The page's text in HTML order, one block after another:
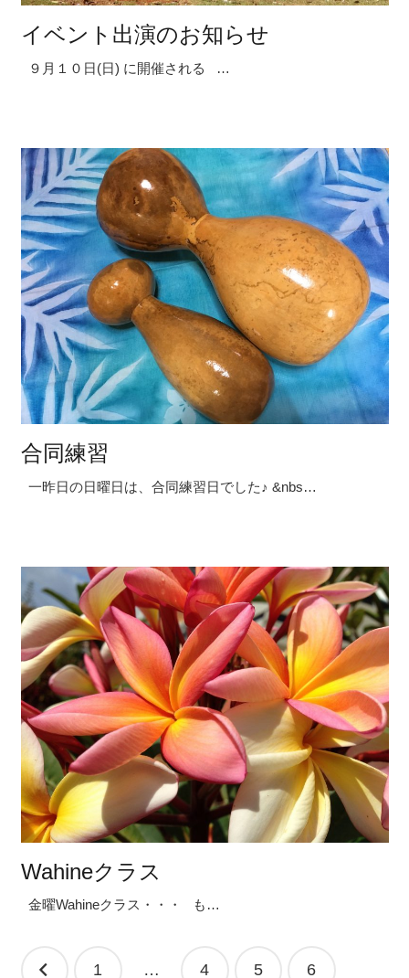
イベント出演のお知らせ
９月１０日(日) に開催される …
合同練習
一昨日の日曜日は、合同練習日でした♪ &nbs…
Wahineクラス
金曜Wahineクラス・・・ も…
1 … 4 5 6